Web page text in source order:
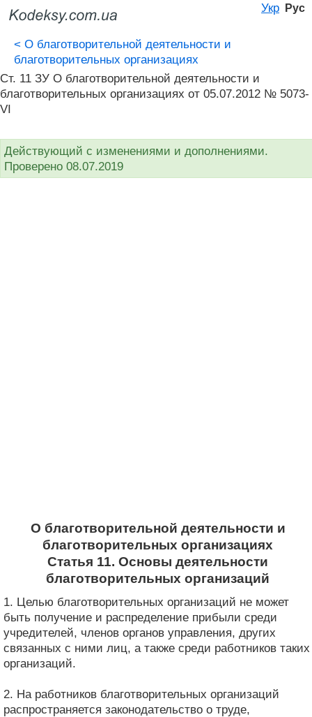
Укр Рус
< О благотворительной деятельности и
благотворительных организациях
Ст. 11 ЗУ О благотворительной деятельности и
благотворительных организациях от 05.07.2012 № 5073-
VI
Действующий с изменениями и дополнениями.
Проверено 08.07.2019
О благотворительной деятельности и
благотворительных организациях
Статья 11. Основы деятельности
благотворительных организаций
1. Целью благотворительных организаций не может
быть получение и распределение прибыли среди
учредителей, членов органов управления, других
связанных с ними лиц, а также среди работников таких
организаций.
2. На работников благотворительных организаций
распространяется законодательство о труде,